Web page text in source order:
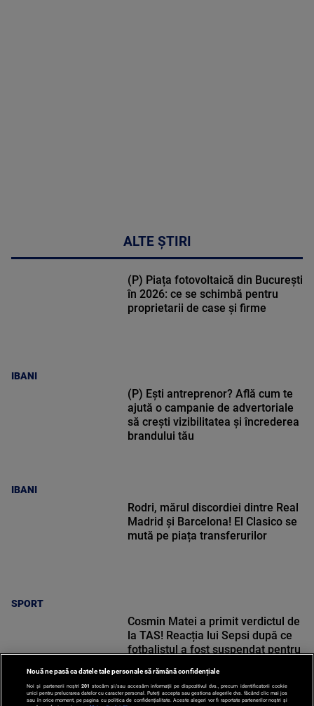
ALTE ȘTIRI
IBANI
(P) Piața fotovoltaică din București
în 2026: ce se schimbă pentru
proprietarii de case și firme
IBANI
(P) Ești antreprenor? Află cum te
ajută o campanie de advertoriale
să crești vizibilitatea și încrederea
brandului tău
SPORT
Rodri, mărul discordiei dintre Real
Madrid și Barcelona! El Clasico se
mută pe piața transferurilor
Cosmin Matei a primit verdictul de
la TAS! Reacția lui Sepsi după ce
fotbalistul a fost suspendat pentru
Nouă ne pasă ca datele tale personale să rămână confidențiale
Noi și partenerii noștri 201 stocăm și/sau accesăm informații pe dispozitivul dvs., precum identificatorii cookie
unici pentru prelucrarea datelor cu caracter personal. Puteți accepta sau gestiona alegerile dvs. făcând clic mai jos
sau în orice moment, pe pagina cu politica de confidențialitate. Aceste alegeri vor fi raportate partenerilor noștri și